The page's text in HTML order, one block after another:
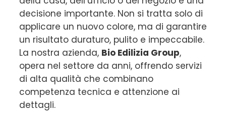
decisione importante. Non si tratta solo di
applicare un nuovo colore, ma di garantire
un risultato duraturo, pulito e impeccabile.
La nostra azienda, Bio Edilizia Group,
opera nel settore da anni, offrendo servizi
di alta qualità che combinano
competenza tecnica e attenzione ai
dettagli.